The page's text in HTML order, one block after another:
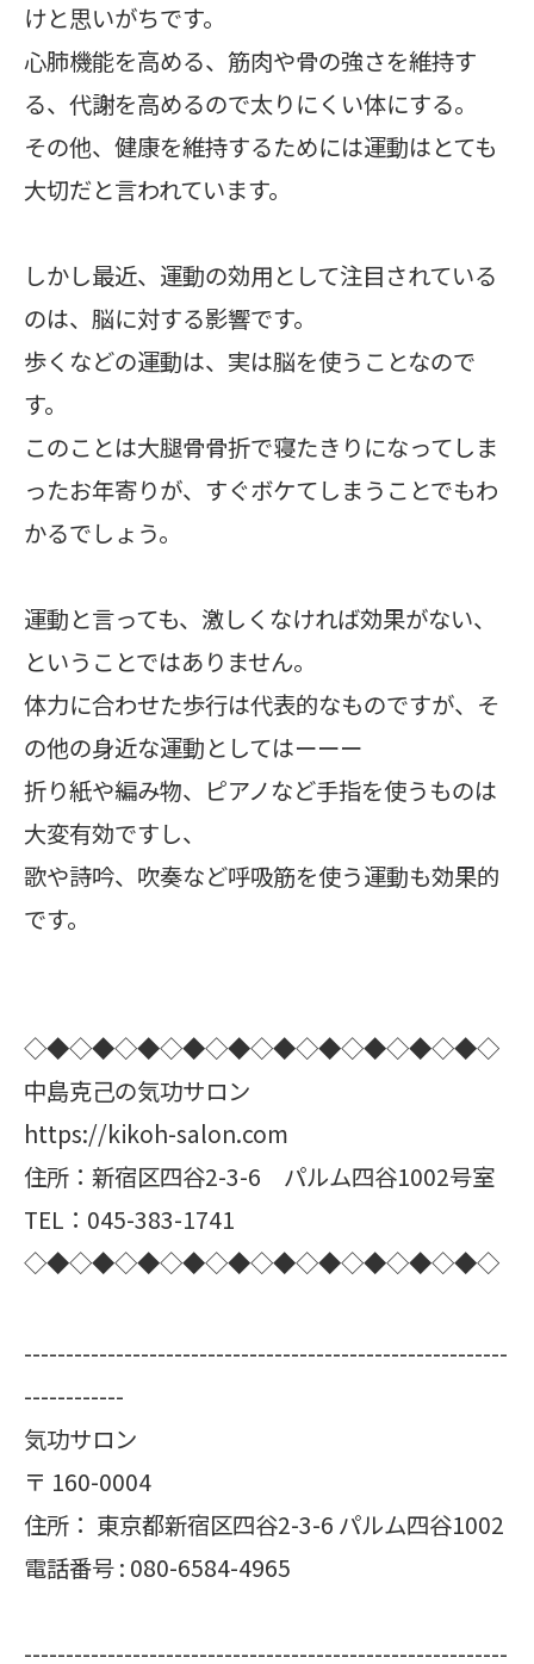
けと思いがちです。
心肺機能を高める、筋肉や骨の強さを維持す
る、代謝を高めるので太りにくい体にする。
その他、健康を維持するためには運動はとても
大切だと言われています。
しかし最近、運動の効用として注目されている
のは、脳に対する影響です。
歩くなどの運動は、実は脳を使うことなので
す。
このことは大腿骨骨折で寝たきりになってしま
ったお年寄りが、すぐボケてしまうことでもわ
かるでしょう。
運動と言っても、激しくなければ効果がない、
ということではありません。
体力に合わせた歩行は代表的なものですが、そ
の他の身近な運動としてはーーー
折り紙や編み物、ピアノなど手指を使うものは
大変有効ですし、
歌や詩吟、吹奏など呼吸筋を使う運動も効果的
です。
◇◆◇◆◇◆◇◆◇◆◇◆◇◆◇◆◇◆◇◆◇
中島克己の気功サロン
https://kikoh-salon.com
住所：新宿区四谷2-3-6 パルム四谷1002号室
TEL：045-383-1741
◇◆◇◆◇◆◇◆◇◆◇◆◇◆◇◆◇◆◇◆◇
----------------------------------------------------------
------------
気功サロン
〒 160-0004
住所： 東京都新宿区四谷2-3-6 パルム四谷1002
電話番号 : 080-6584-4965
----------------------------------------------------------